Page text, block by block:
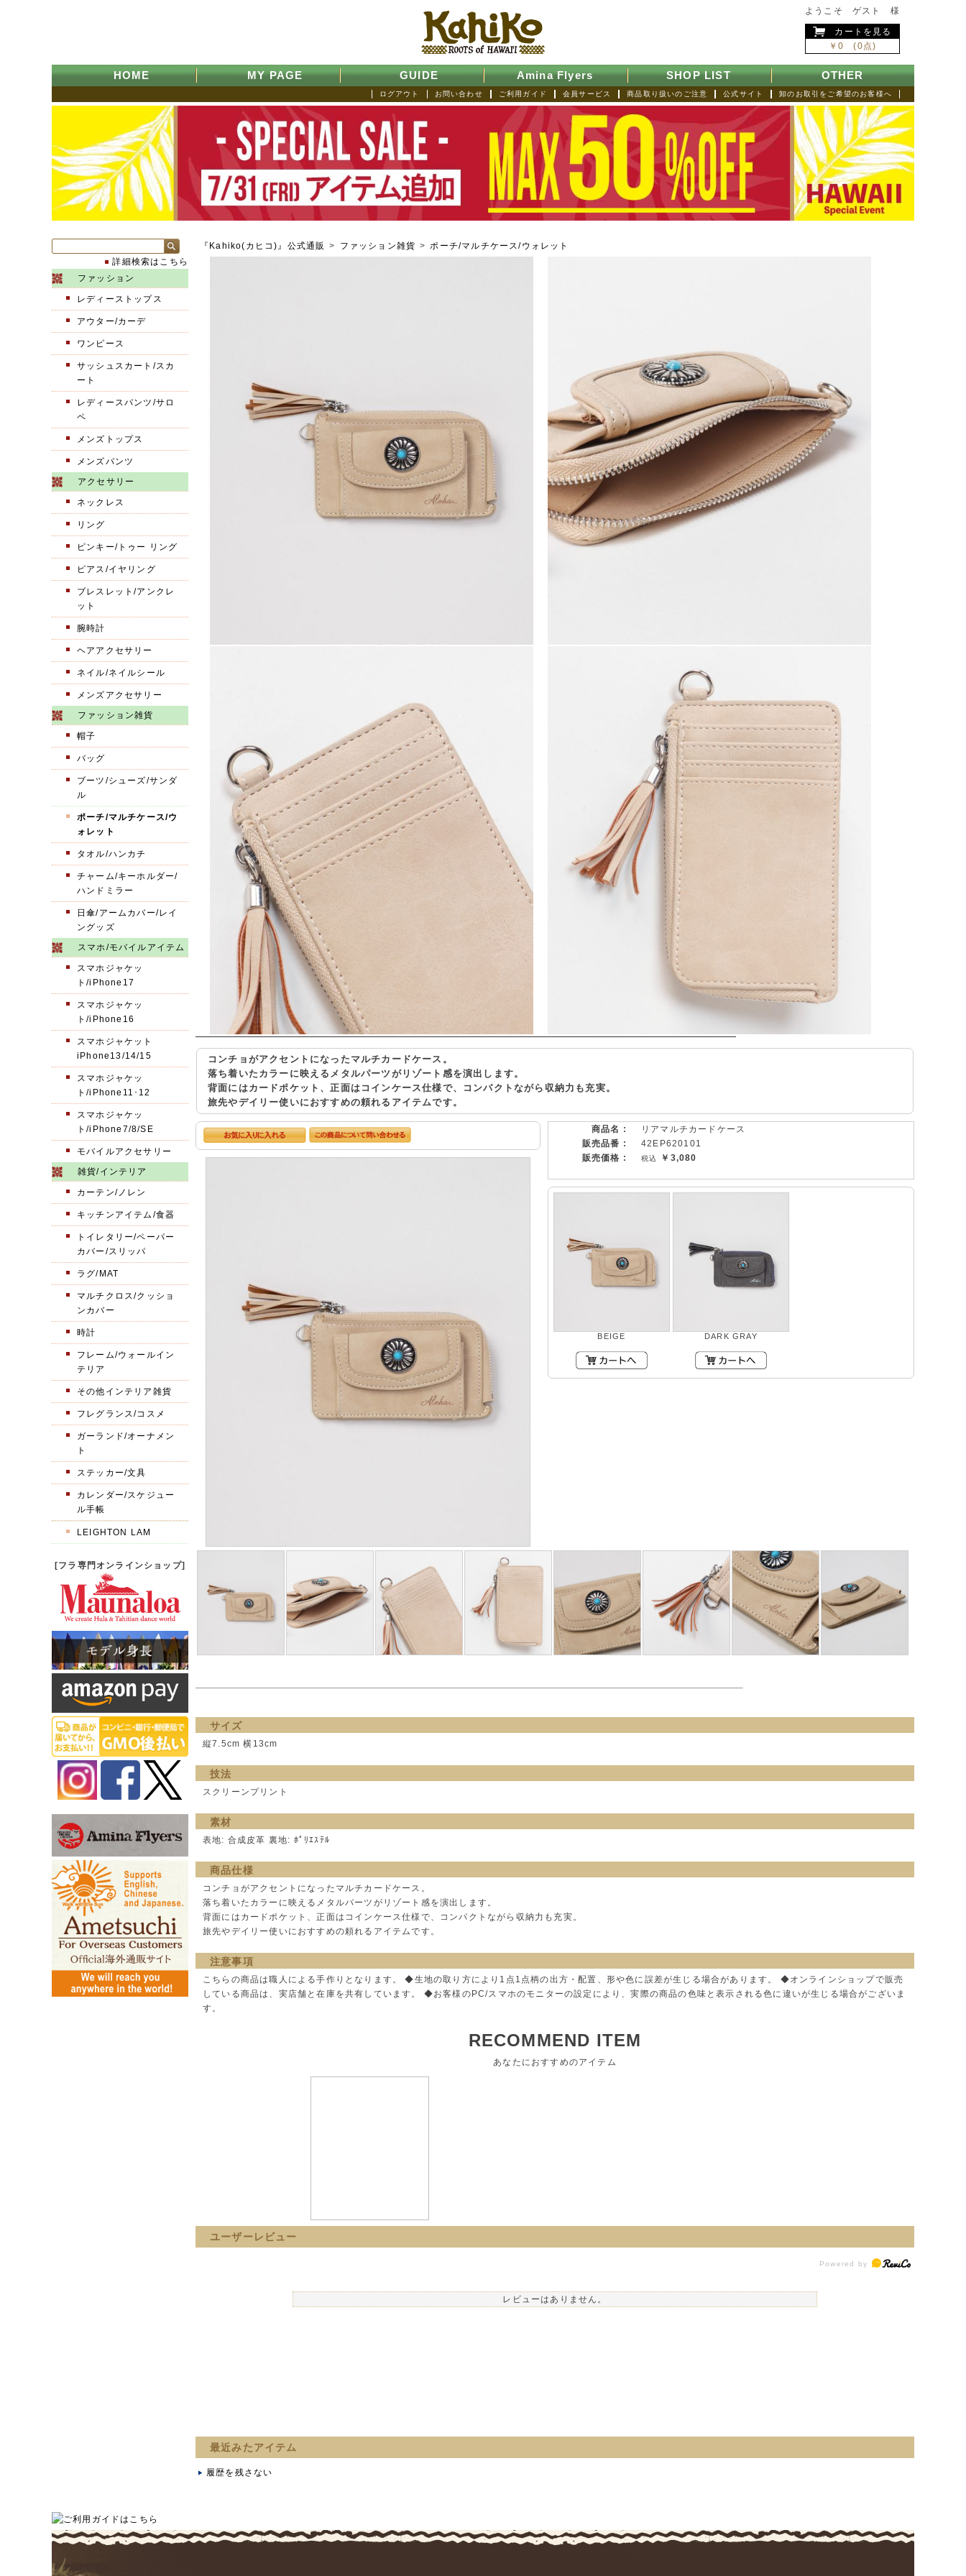
ようこそ ゲスト 様
カートを見る
￥0 (0点)
HOME MY PAGE GUIDE Amina Flyers SHOP LIST OTHER
卸のお取引をご希望のお客様へ
公式サイト
商品取り扱いのご注意
会員サービス
ご利用ガイド
お問い合わせ
ログアウト
『Kahiko(カヒコ)』公式通販 > ファッション雑貨 > ポーチ/マルチケース/ウォレット
コンチョがアクセントになったマルチカードケース。
落ち着いたカラーに映えるメタルパーツがリゾート感を演出します。
背面にはカードポケット、正面はコインケース仕様で、コンパクトながら収納力も充実。
旅先やデイリー使いにおすすめの頼れるアイテムです。
商品名 :
リアマルチカードケース
販売品番 :
42EP620101
販売価格 :
￥3,080
BEIGE DARK GRAY
サイズ
縦7.5cm 横13cm
技法
スクリーンプリント
素材
表地: 合成皮革 裏地: ﾎﾟﾘｴｽﾃﾙ
商品仕様
コンチョがアクセントになったマルチカードケース。
落ち着いたカラーに映えるメタルパーツがリゾート感を演出します。
背面にはカードポケット、正面はコインケース仕様で、コンパクトながら収納力も充実。
旅先やデイリー使いにおすすめの頼れるアイテムです。
注意事項
こちらの商品は職人による手作りとなります。 ◆生地の取り方により1点1点柄の出方・配置、形や色に誤差が生じる場合があります。 ◆オンラインショップで販売
している商品は、実店舗と在庫を共有しています。 ◆お客様のPC/スマホのモニターの設定により、実際の商品の色味と表示される色に違いが生じる場合がございま
す。
RECOMMEND ITEM
あなたにおすすめのアイテム
ユーザーレビュー
レビューはありません。
最近みたアイテム
履歴を残さない
詳細検索はこちら
ファッション
レディーストップス
アウター/カーデ
ワンピース
サッシュスカート/スカ
ート
レディースパンツ/サロ
ペ
メンズトップス
メンズパンツ
アクセサリー
ネックレス
リング
ピンキー/トゥー リング
ピアス/イヤリング
ブレスレット/アンクレ
ット
腕時計
ヘアアクセサリー
ネイル/ネイルシール
メンズアクセサリー
ファッション雑貨
帽子
バッグ
ブーツ/シューズ/サンダ
ル
ポーチ/マルチケース/ウ
ォレット
タオル/ハンカチ
チャーム/キーホルダー/
ハンドミラー
日傘/アームカバー/レイ
ングッズ
スマホ/モバイルアイテム
スマホジャケッ
ト/iPhone17
スマホジャケッ
ト/iPhone16
スマホジャケット
iPhone13/14/15
スマホジャケッ
ト/iPhone11･12
スマホジャケッ
ト/iPhone7/8/SE
モバイルアクセサリー
雑貨/インテリア
カーテン/ノレン
キッチンアイテム/食器
トイレタリー/ペーパー
カバー/スリッパ
ラグ/MAT
マルチクロス/クッショ
ンカバー
時計
フレーム/ウォールイン
テリア
その他インテリア雑貨
フレグランス/コスメ
ガーランド/オーナメン
ト
ステッカー/文具
カレンダー/スケジュー
ル手帳
LEIGHTON LAM
[フラ専門オンラインショップ]